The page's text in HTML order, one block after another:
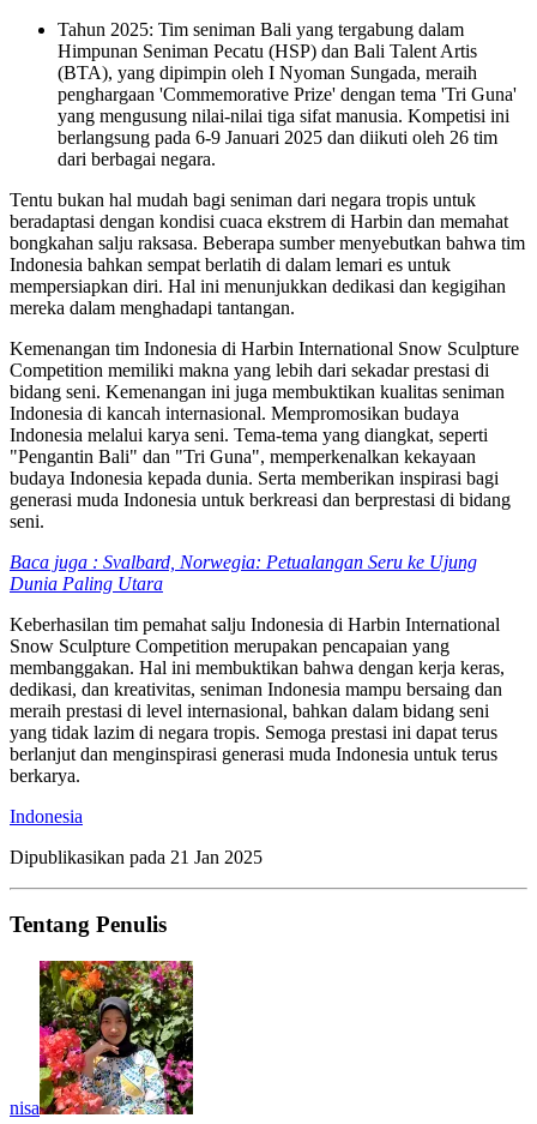
Tahun 2025: Tim seniman Bali yang tergabung dalam
Himpunan Seniman Pecatu (HSP) dan Bali Talent Artis
(BTA), yang dipimpin oleh I Nyoman Sungada, meraih
penghargaan 'Commemorative Prize' dengan tema 'Tri Guna'
yang mengusung nilai-nilai tiga sifat manusia. Kompetisi ini
berlangsung pada 6-9 Januari 2025 dan diikuti oleh 26 tim
dari berbagai negara.
Tentu bukan hal mudah bagi seniman dari negara tropis untuk
beradaptasi dengan kondisi cuaca ekstrem di Harbin dan memahat
bongkahan salju raksasa. Beberapa sumber menyebutkan bahwa tim
Indonesia bahkan sempat berlatih di dalam lemari es untuk
mempersiapkan diri. Hal ini menunjukkan dedikasi dan kegigihan
mereka dalam menghadapi tantangan.
Kemenangan tim Indonesia di Harbin International Snow Sculpture
Competition memiliki makna yang lebih dari sekadar prestasi di
bidang seni. Kemenangan ini juga membuktikan kualitas seniman
Indonesia di kancah internasional. Mempromosikan budaya
Indonesia melalui karya seni. Tema-tema yang diangkat, seperti
"Pengantin Bali" dan "Tri Guna", memperkenalkan kekayaan
budaya Indonesia kepada dunia. Serta memberikan inspirasi bagi
generasi muda Indonesia untuk berkreasi dan berprestasi di bidang
seni.
Baca juga : Svalbard, Norwegia: Petualangan Seru ke Ujung
Dunia Paling Utara
Keberhasilan tim pemahat salju Indonesia di Harbin International
Snow Sculpture Competition merupakan pencapaian yang
membanggakan. Hal ini membuktikan bahwa dengan kerja keras,
dedikasi, dan kreativitas, seniman Indonesia mampu bersaing dan
meraih prestasi di level internasional, bahkan dalam bidang seni
yang tidak lazim di negara tropis. Semoga prestasi ini dapat terus
berlanjut dan menginspirasi generasi muda Indonesia untuk terus
berkarya.
Indonesia
Dipublikasikan pada 21 Jan 2025
Tentang Penulis
nisa